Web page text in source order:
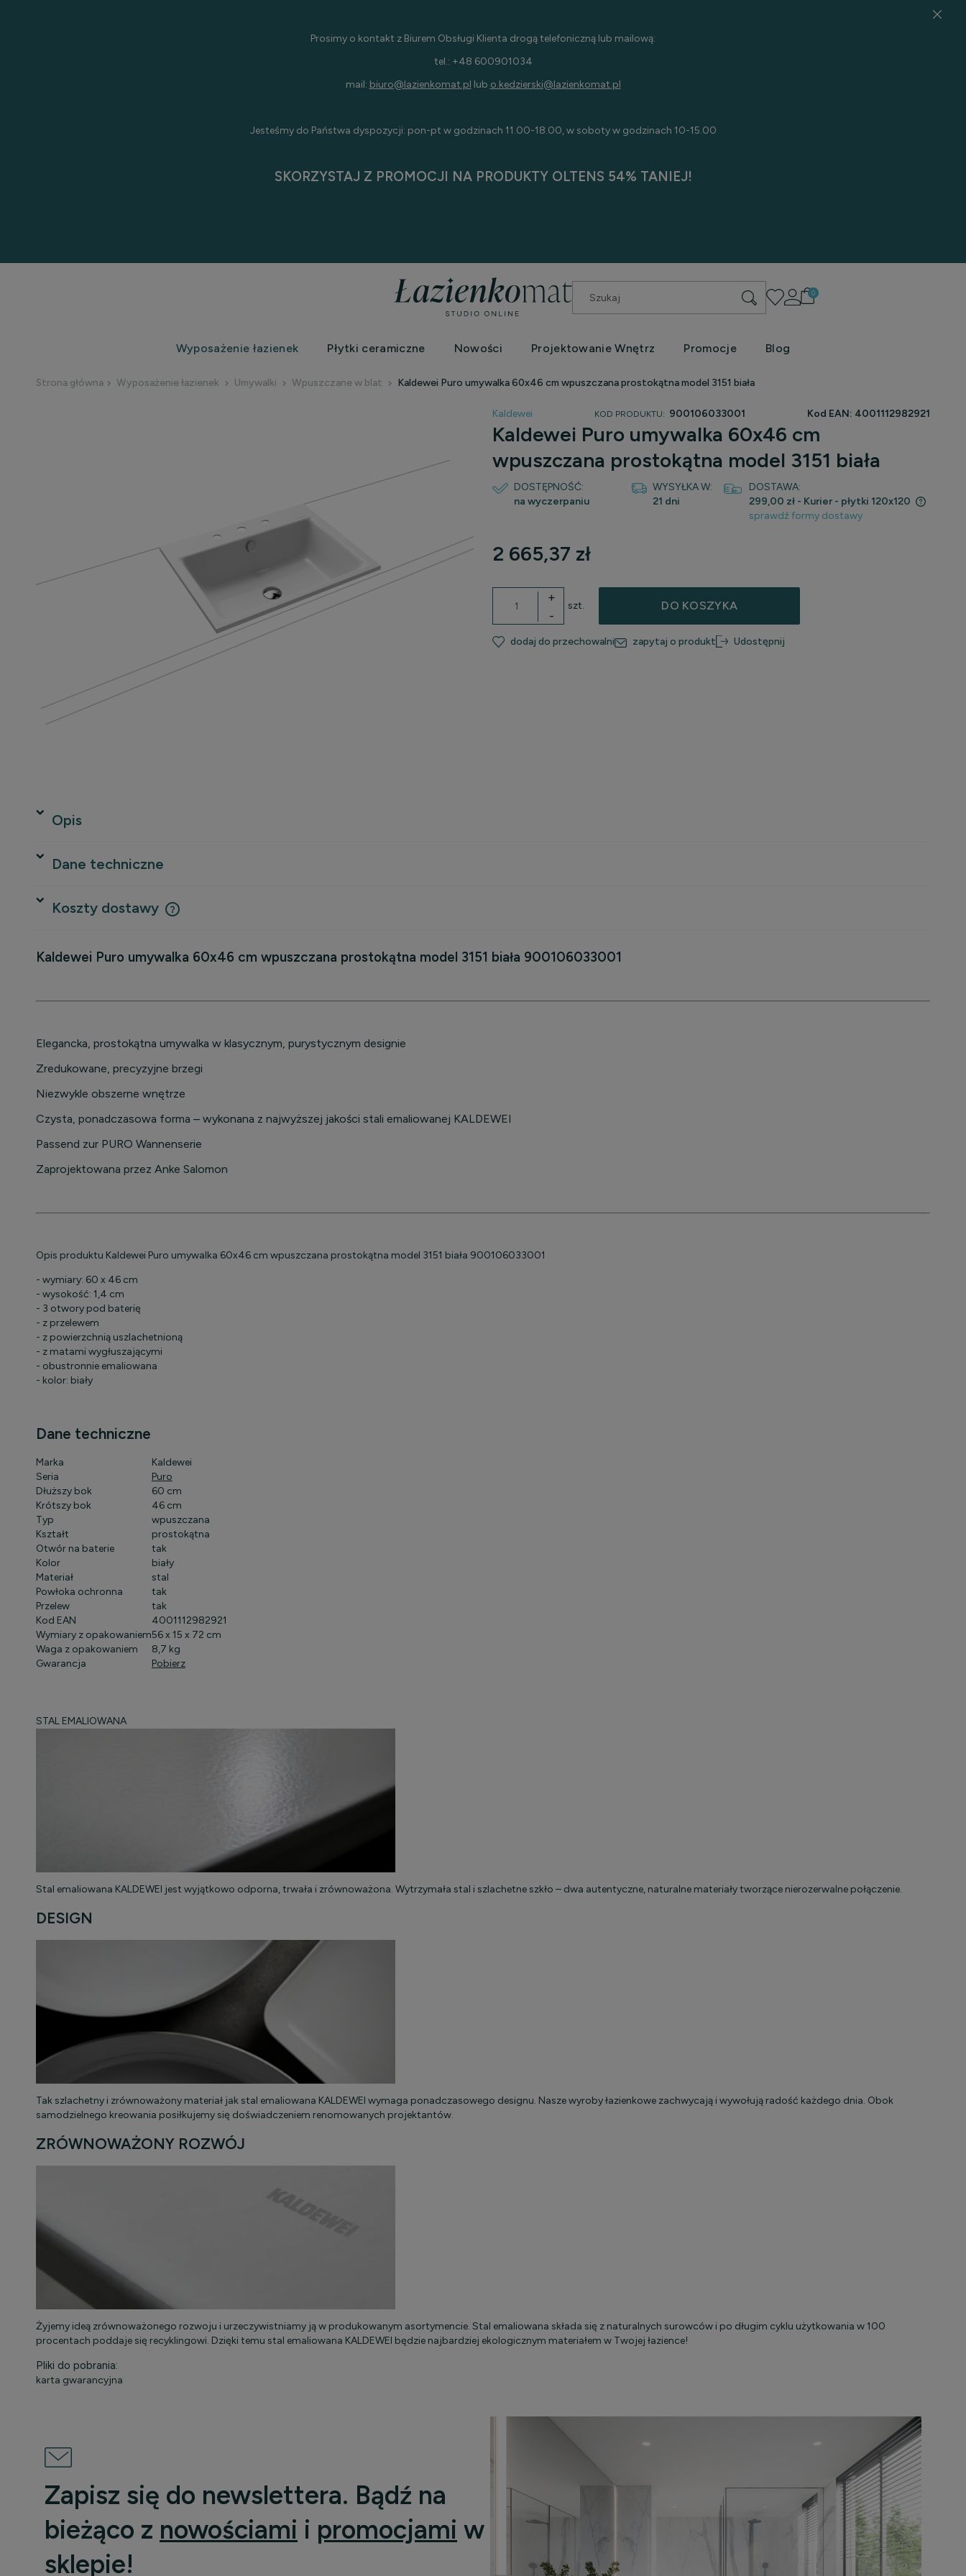
Prosimy o kontakt z Biurem Obsługi Klienta drogą telefoniczną lub mailową:
tel.: +48 600901034
mail: biuro@lazienkomat.pl lub o.kedzierski@lazienkomat.pl
Jesteśmy do Państwa dyspozycji: pon-pt w godzinach 11.00-18.00, w soboty w godzinach 10-15.00
SKORZYSTAJ Z PROMOCJI NA PRODUKTY OLTENS 54% TANIEJ!
Wyposażenie łazienek Płytki ceramiczne Nowości Projektowanie Wnętrz Promocje Blog
Strona główna Wyposażenie łazienek Umywalki Wpuszczane w blat Kaldewei Puro umywalka 60x46 cm wpuszczana prostokątna model 3151 biała
Kaldewei KOD PRODUKTU: 900106033001 Kod EAN: 4001112982921
Kaldewei Puro umywalka 60x46 cm
wpuszczana prostokątna model 3151 biała
DOSTĘPNOŚĆ:
na wyczerpaniu
WYSYŁKA W:
21 dni
DOSTAWA:
299,00 zł - Kurier - płytki 120x120
sprawdź formy dostawy
2 665,37 zł
-
+
szt. DO KOSZYKA
dodaj do przechowalni zapytaj o produkt Udostępnij
Opis
Dane techniczne
Koszty dostawy
Cena nie zawiera ewentualnych kosztów
Kaldewei Puro umywalka 60x46 cm wpuszczana prostokątna model 3151 biała 900106033001
Elegancka, prostokątna umywalka w klasycznym, purystycznym designie
Zredukowane, precyzyjne brzegi
Niezwykle obszerne wnętrze
Czysta, ponadczasowa forma – wykonana z najwyższej jakości stali emaliowanej KALDEWEI
Passend zur PURO Wannenserie
Zaprojektowana przez Anke Salomon
Opis produktu Kaldewei Puro umywalka 60x46 cm wpuszczana prostokątna model 3151 biała 900106033001
- wymiary: 60 x 46 cm
- wysokość: 1,4 cm
- 3 otwory pod baterię
- z przelewem
- z powierzchnią uszlachetnioną
- z matami wygłuszającymi
- obustronnie emaliowana
- kolor: biały
Dane techniczne
Marka
Kaldewei
Seria
Puro
Dłuższy bok
60 cm
Krótszy bok
46 cm
Typ
wpuszczana
Kształt
prostokątna
Otwór na baterie
tak
Kolor
biały
Materiał
stal
Powłoka ochronna
tak
Przelew
tak
Kod EAN
4001112982921
Wymiary z opakowaniem56 x 15 x 72 cm
Waga z opakowaniem
8,7 kg
Gwarancja
Pobierz
STAL EMALIOWANA
Stal emaliowana KALDEWEI jest wyjątkowo odporna, trwała i zrównoważona. Wytrzymała stal i szlachetne szkło – dwa autentyczne, naturalne materiały tworzące nierozerwalne połączenie.
DESIGN
Tak szlachetny i zrównoważony materiał jak stal emaliowana KALDEWEI wymaga ponadczasowego designu. Nasze wyroby łazienkowe zachwycają i wywołują radość każdego dnia. Obok
samodzielnego kreowania posiłkujemy się doświadczeniem renomowanych projektantów.
ZRÓWNOWAŻONY ROZWÓJ
Żyjemy ideą zrównoważonego rozwoju i urzeczywistniamy ją w produkowanym asortymencie. Stal emaliowana składa się z naturalnych surowców i po długim cyklu użytkowania w 100
procentach poddaje się recyklingowi. Dzięki temu stal emaliowana KALDEWEI będzie najbardziej ekologicznym materiałem w Twojej łazience!
Pliki do pobrania:
karta gwarancyjna
Zapisz się do newslettera. Bądź na
bieżąco z nowościami i promocjami w
sklepie!